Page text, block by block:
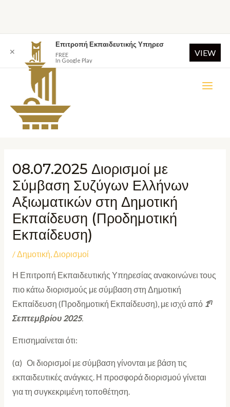
08.07.2025 Διορισμοί με
Σύμβαση Συζύγων Ελλήνων
Αξιωματικών στη Δημοτική
Εκπαίδευση (Προδημοτική
Εκπαίδευση)
/Δημοτική,Διορισμοί
Η Επιτροπή Εκπαιδευτικής Υπηρεσίας ανακοινώνει τους
πιο κάτω διορισμούς με σύμβαση στη Δημοτική
Εκπαίδευση (Προδημοτική Εκπαίδευση), με ισχύ από 1η
Σεπτεμβρίου 2025.
Επισημαίνεται ότι:
(α) Οι διορισμοί με σύμβαση γίνονται με βάση τις
εκπαιδευτικές ανάγκες. Η προσφορά διορισμού γίνεται
για τη συγκεκριμένη τοποθέτηση.
✕
Επιτροπή Εκπαιδευτικής Υπηρεσ
FREE
In Google Play
VIEW